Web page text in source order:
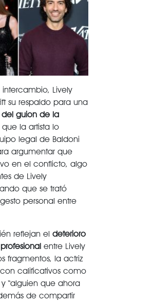
Lively
su respaldo para una
guion de la
que la artista lo
legal de Baldoni
argumentar que
en el conflicto, algo
de Lively
que se trató
personal entre
reflejan el deterioro
entre Lively
fragmentos, la actriz
calificativos como
y “alguien que ahora
de compartir